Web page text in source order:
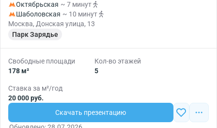
Октябрьская ~ 7 минут
Шаболовская ~ 10 минут
Москва, Донская улица, 13
Парк Зарядье
Свободные площади
178 м²
Кол-во этажей
5
Ставка за м²/год
20 000 руб.
Скачать презентацию